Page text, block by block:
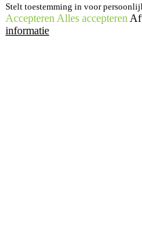
Stelt toestemming in voor
Accepteren Alles accepteren
informatie